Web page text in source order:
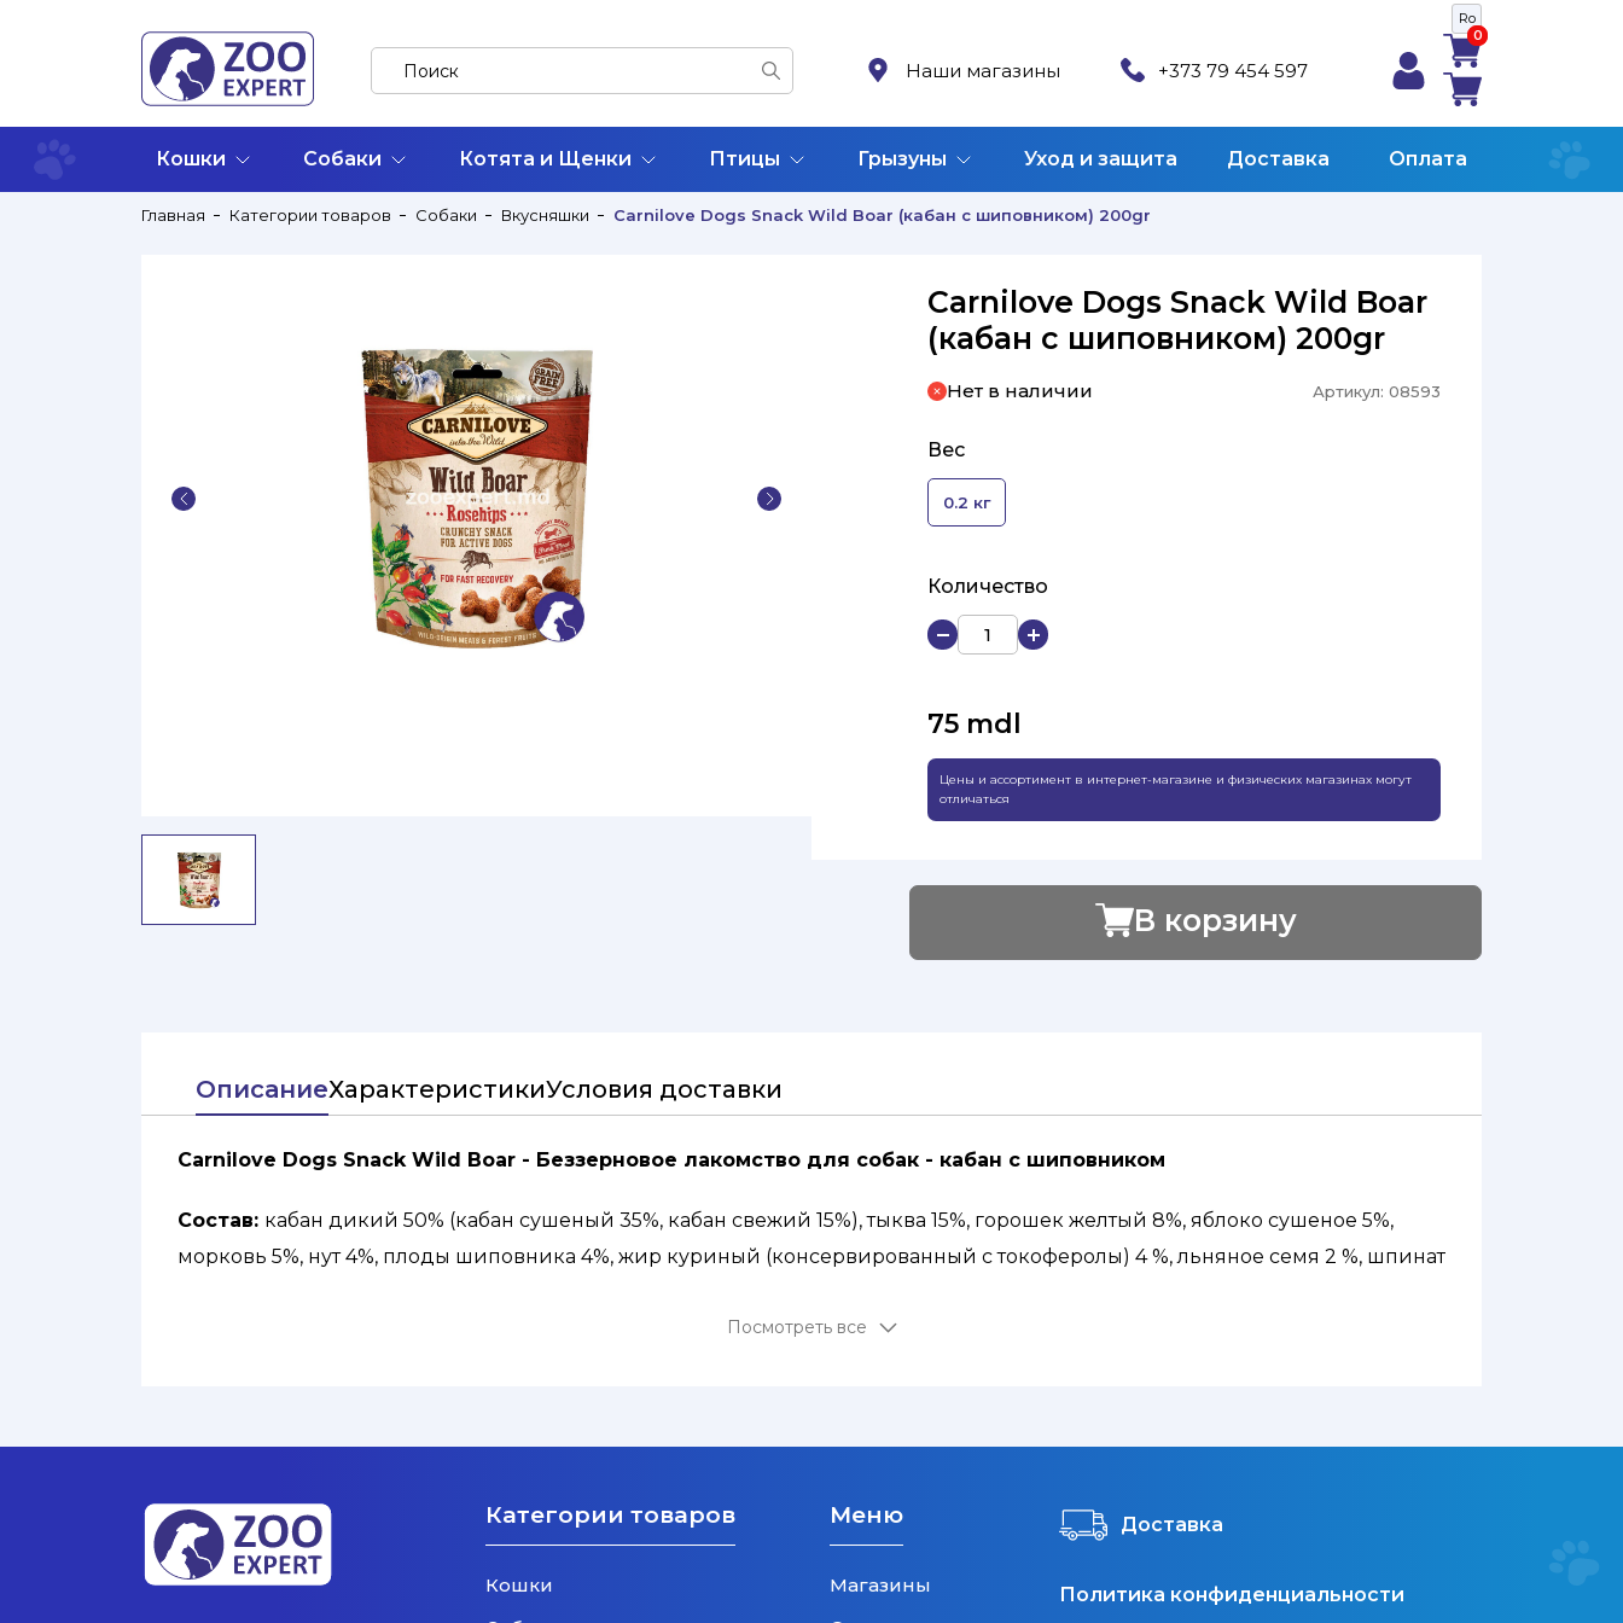
Ro
Наши магазины +373 79 454 597
0
0
Кошки Собаки Котята и Щенки Птицы Грызуны Уход и защита Доставка Оплата
Главная Категории товаров Собаки Вкусняшки Carnilove Dogs Snack Wild Boar (кабан с шиповником) 200gr
Carnilove Dogs Snack Wild Boar
(кабан с шиповником) 200gr
Нет в наличии Артикул: 08593
Вес
0.2 кг
Количество
75 mdl
Цены и ассортимент в интернет-магазине и физических магазинах могут
отличаться
В корзину
ОписаниеХарактеристикиУсловия доставки
Carnilove Dogs Snack Wild Boar - Беззерновое лакомство для собак - кабан с шиповником
Состав: кабан дикий 50% (кабан сушеный 35%, кабан свежий 15%), тыква 15%, горошек желтый 8%, яблоко сушеное 5%,
морковь 5%, нут 4%, плоды шиповника 4%, жир куриный (консервированный с токоферолы) 4 %, льняное семя 2 %, шпинат
Посмотреть все
Категории товаров
Кошки
Меню
Магазины
Доставка
Политика конфиденциальности